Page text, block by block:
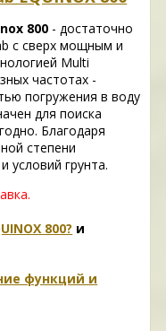
800 - достаточно
с сверх мощным и
Multi
частотах -
погружения в воду
для поиска
Благодаря
степени
условий грунта.
800? и
функций и